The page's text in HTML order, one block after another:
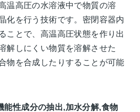
温高圧の水溶液中で物質の溶
化を行う技術です。密閉容器内
ことで、高温高圧状態を作り出
解しにくい物質を溶解させた
物を合成したりすることが可能
性成分の抽出,加水分解,食物